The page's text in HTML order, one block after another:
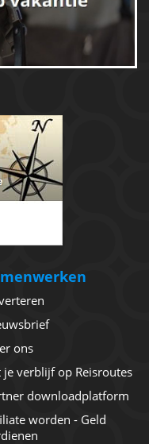
ons
je verblijf op Reisroutes
downloadplatform
worden - Geld